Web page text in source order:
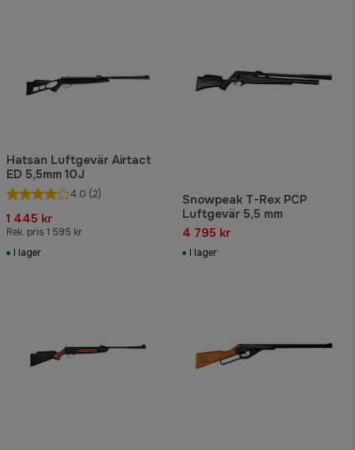
Hatsan Luftgevär Airtact
ED 5,5mm 10J
4.0 (2)
1 445 kr
Rek. pris 1 595 kr
I lager
Snowpeak T-Rex PCP
Luftgevär 5,5 mm
4 795 kr
I lager